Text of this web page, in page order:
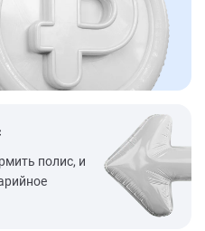
полис, и